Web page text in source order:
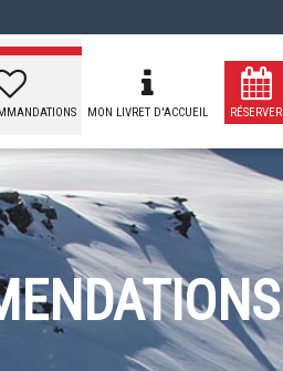
MON LIVRET D'ACCUEIL RÉSERVER